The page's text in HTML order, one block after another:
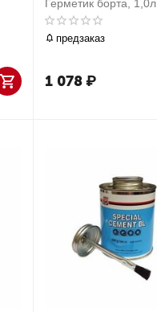
Герметик борта, 1,0л
предзаказ
1 078₽